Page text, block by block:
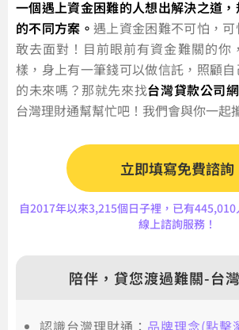
一個遇上資金困難的人想出解決之道
的不同方案。 遇上資金困難不可怕，
敢去面對！目前眼前有資金難關的你
樣，身上有一筆錢可以做信託，照顧
的未來嗎？那就先來找台灣貸款公司
台灣理財通幫幫忙吧！我們會與你一起
立即填寫免費諮詢
自2017年以來3,215個日子裡，已有
線上諮詢服務！
陪伴，貸您渡過難關-台
認識台灣理財通： 品牌理念(點擊